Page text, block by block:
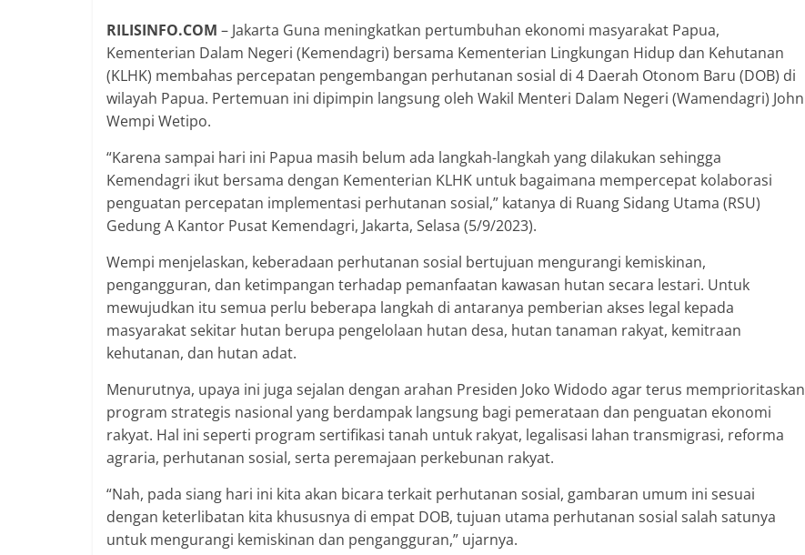
RILISINFO.COM – Jakarta Guna meningkatkan pertumbuhan ekonomi masyarakat Papua,
Kementerian Dalam Negeri (Kemendagri) bersama Kementerian Lingkungan Hidup dan Kehutanan
(KLHK) membahas percepatan pengembangan perhutanan sosial di 4 Daerah Otonom Baru (DOB) di
wilayah Papua. Pertemuan ini dipimpin langsung oleh Wakil Menteri Dalam Negeri (Wamendagri) John
Wempi Wetipo.
“Karena sampai hari ini Papua masih belum ada langkah-langkah yang dilakukan sehingga
Kemendagri ikut bersama dengan Kementerian KLHK untuk bagaimana mempercepat kolaborasi
penguatan percepatan implementasi perhutanan sosial,” katanya di Ruang Sidang Utama (RSU)
Gedung A Kantor Pusat Kemendagri, Jakarta, Selasa (5/9/2023).
Wempi menjelaskan, keberadaan perhutanan sosial bertujuan mengurangi kemiskinan,
pengangguran, dan ketimpangan terhadap pemanfaatan kawasan hutan secara lestari. Untuk
mewujudkan itu semua perlu beberapa langkah di antaranya pemberian akses legal kepada
masyarakat sekitar hutan berupa pengelolaan hutan desa, hutan tanaman rakyat, kemitraan
kehutanan, dan hutan adat.
Menurutnya, upaya ini juga sejalan dengan arahan Presiden Joko Widodo agar terus memprioritaskan
program strategis nasional yang berdampak langsung bagi pemerataan dan penguatan ekonomi
rakyat. Hal ini seperti program sertifikasi tanah untuk rakyat, legalisasi lahan transmigrasi, reforma
agraria, perhutanan sosial, serta peremajaan perkebunan rakyat.
“Nah, pada siang hari ini kita akan bicara terkait perhutanan sosial, gambaran umum ini sesuai
dengan keterlibatan kita khususnya di empat DOB, tujuan utama perhutanan sosial salah satunya
untuk mengurangi kemiskinan dan pengangguran,” ujarnya.